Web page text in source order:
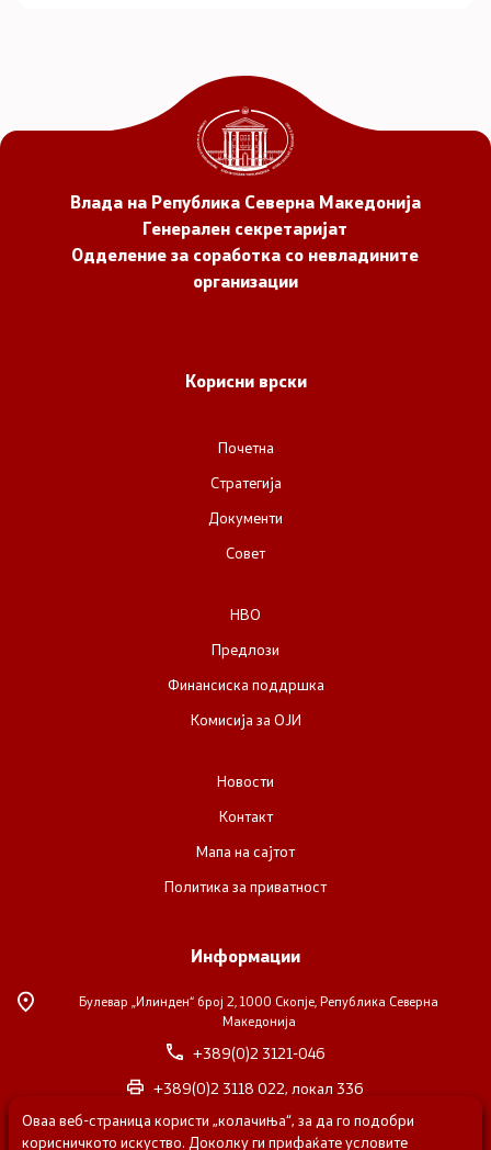
Влада на Република Северна Македонија
Генерален секретаријат
Одделение за соработка со невладините
организации
Корисни врски
Почетна
Стратегија
Документи
Совет
НВО
Предлози
Финансиска поддршка
Комисија за ОЈИ
Новости
Контакт
Мапа на сајтот
Политика за приватност
Информации
Булевар „Илинден“ број 2, 1000 Скопје, Република Северна
Македонија
+389(0)2 3121-046
+389(0)2 3118 022, локал 336
nvosorabotka@gs.gov.mk
Оваа веб-страница користи „колачиња“, за да го подобри
корисничкото искуство. Доколку ги прифаќате условите